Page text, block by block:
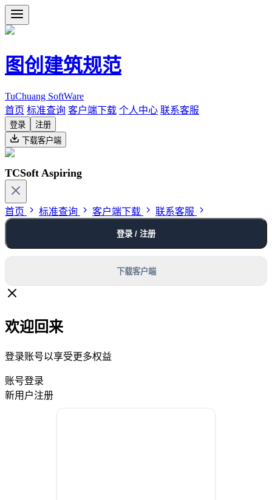
图创建筑规范
TuChuang SoftWare
首页 标准查询 客户端下载 个人中心 联系客服
登录
注册
下载客户端
TCSoft Aspiring
首页 标准查询 客户端下载 联系客服
登录 / 注册
下载客户端
欢迎回来
登录账号以享受更多权益
账号登录
新用户注册